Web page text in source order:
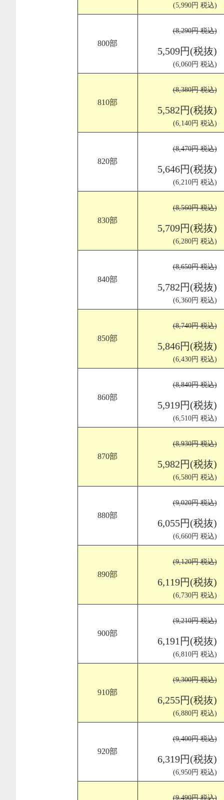
(5,990円 税込)
800部
(8,290円 税込)
5,509円(税抜)
(6,060円 税込)
810部
(8,380円 税込)
5,582円(税抜)
(6,140円 税込)
820部
(8,470円 税込)
5,646円(税抜)
(6,210円 税込)
830部
(8,560円 税込)
5,709円(税抜)
(6,280円 税込)
840部
(8,650円 税込)
5,782円(税抜)
(6,360円 税込)
850部
(8,740円 税込)
5,846円(税抜)
(6,430円 税込)
860部
(8,840円 税込)
5,919円(税抜)
(6,510円 税込)
870部
(8,930円 税込)
5,982円(税抜)
(6,580円 税込)
880部
(9,020円 税込)
6,055円(税抜)
(6,660円 税込)
890部
(9,120円 税込)
6,119円(税抜)
(6,730円 税込)
900部
(9,210円 税込)
6,191円(税抜)
(6,810円 税込)
910部
(9,300円 税込)
6,255円(税抜)
(6,880円 税込)
920部
(9,400円 税込)
6,319円(税抜)
(6,950円 税込)
(9,490円 税込)